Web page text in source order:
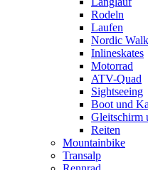
Rodeln
Laufen
Nordic
Inlineskates
Motorrad
ATV-Quad
Sightseeing
Boot und
Gleitschirm
Reiten
Mountainbike
Transalp